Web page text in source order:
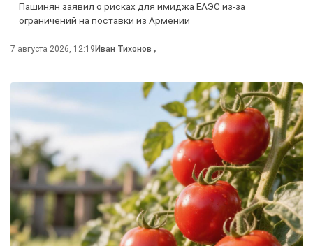
Пашинян заявил о рисках для имиджа ЕАЭС из-за
ограничений на поставки из Армении
7 августа 2026, 12:19 Иван Тихонов ,